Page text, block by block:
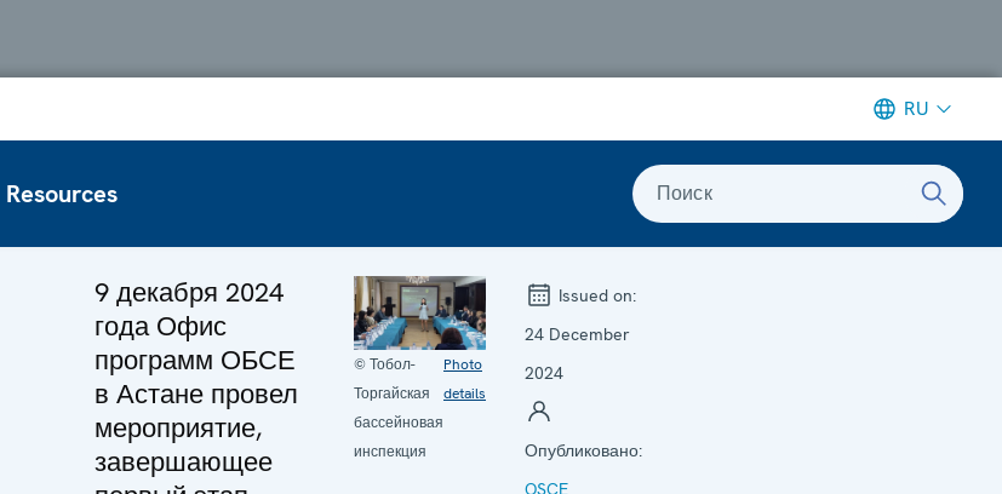
RU
Resources Поиск
9 декабря 2024
года Офис
программ ОБСЕ
в Астане провел
мероприятие,
завершающее
© Тобол-
Торгайская
бассейновая
инспекция
Photo
details
Issued on:
24 December
2024
Опубликовано:
OSCE